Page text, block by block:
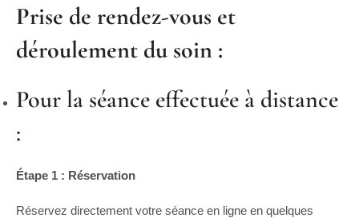
Prise de rendez-vous et
déroulement du soin :
Pour la séance effectuée à distance
:
Étape 1 : Réservation
Réservez directement votre séance en ligne en quelques